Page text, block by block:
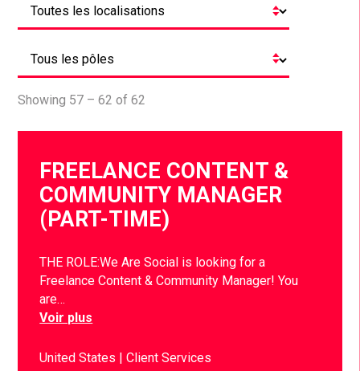
Showing 57 – 62 of 62
FREELANCE CONTENT &
COMMUNITY MANAGER
(PART-TIME)
THE ROLE:We Are Social is looking for a
Freelance Content & Community Manager! You
are…
Voir plus
United States Client Services